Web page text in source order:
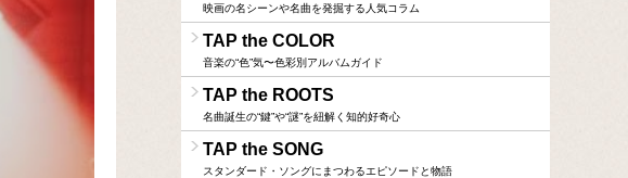
映画の名シーンや名曲を発掘する人気コラム
TAP the COLOR
音楽の“色”気〜色彩別アルバムガイド
TAP the ROOTS
名曲誕生の“鍵”や“謎”を紐解く知的好奇心
TAP the SONG
スタンダード・ソングにまつわるエピソードと物語